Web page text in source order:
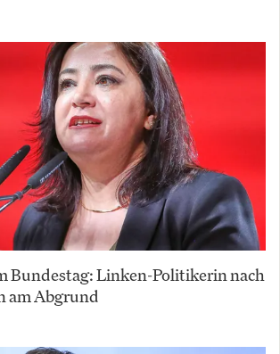
Bundestag: Linken-Politikerin nach
am Abgrund